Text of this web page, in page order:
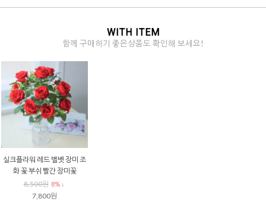
WITH ITEM
함께 구매하기 좋은상품도 확인해 보세요!
실크플라워 레드 벨벳 장미 조
화 꽃 부쉬 빨간 장미꽃
8,500원 8% ↓
7,800원